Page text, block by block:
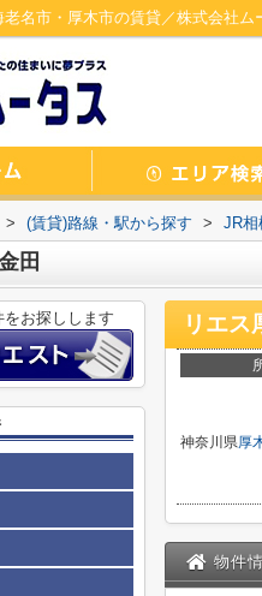
老名市・厚木市の賃貸／株式会社ム
> (賃貸)路線・駅から探す > JR相
田
リエス
神奈川県厚
物件
お探しします